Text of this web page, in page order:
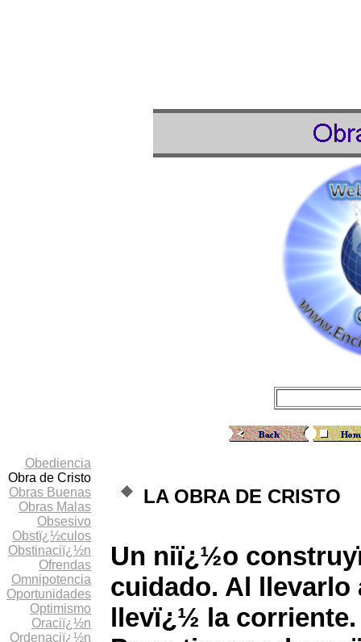
Obediencia
Obra de Cristo
Obras Buenas
Obras Malas
Obsesivo
Obstï¿½culos
Obstinaciï¿½n
Ofrendas
Omnipotencia
Oportunidades
Optimismo
Oraciï¿½n
Ordenaciï¿½n
LA OBRA DE CRISTO
Un niï¿½o
cuidado. Al
llevï¿½ la